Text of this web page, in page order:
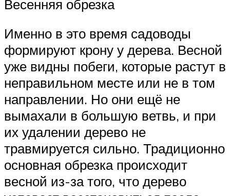
Весенняя обрезка
Именно в это время садоводы
формируют крону у дерева. Весной
уже видны побеги, которые растут в
неправильном месте или не в том
направлении. Но они ещё не
вымахали в большую ветвь, и при
их удалении дерево не
травмируется сильно. Традиционно
основная обрезка происходит
весной из-за того, что дерево